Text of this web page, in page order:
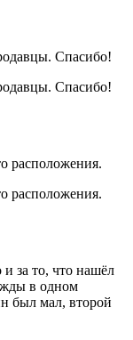
Спасибо!
Спасибо!
расположения.
расположения.
и за то, что нашёл
в одном
был мал, второй